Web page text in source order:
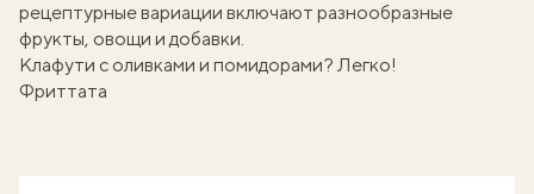
рецептурные вариации включают разнообразные
фрукты, овощи и добавки.
Клафути с оливками и помидорами? Легко!
Фриттата